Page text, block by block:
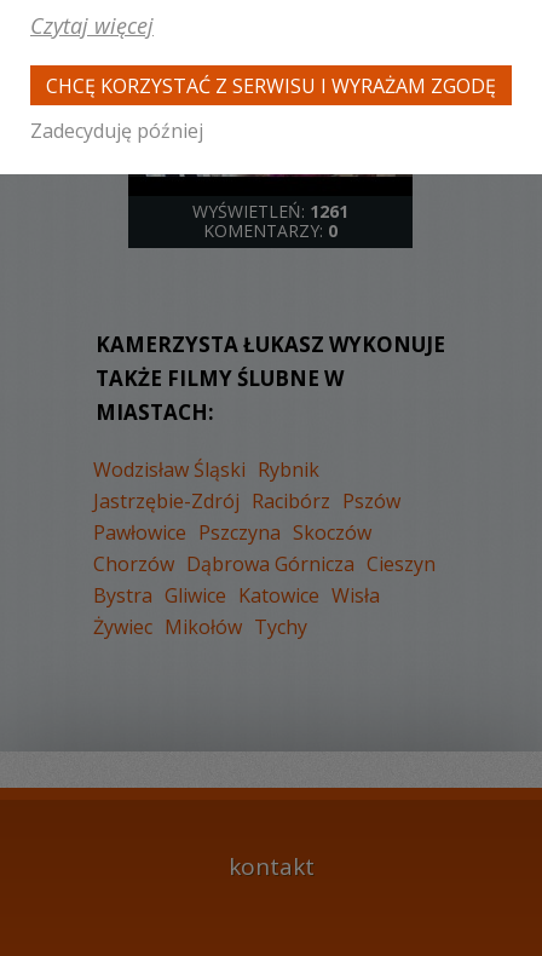
WYŚWIETLEŃ: 1261
KOMENTARZY: 0
KAMERZYSTA ŁUKASZ WYKONUJE
TAKŻE FILMY ŚLUBNE W
MIASTACH:
Wodzisław Śląski Rybnik
Jastrzębie-Zdrój Racibórz Pszów
Pawłowice Pszczyna Skoczów
Chorzów Dąbrowa Górnicza Cieszyn
Bystra Gliwice Katowice Wisła
Żywiec Mikołów Tychy
kontakt
Czytaj więcej
CHCĘ KORZYSTAĆ Z SERWISU I WYRAŻAM ZGODĘ
Zadecyduję później